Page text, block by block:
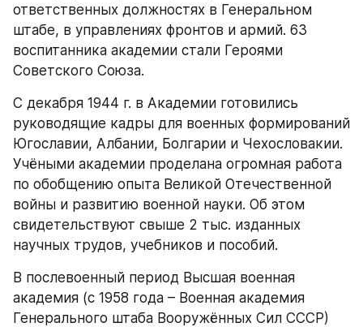
ответственных должностях в Генеральном
штабе, в управлениях фронтов и армий. 63
воспитанника академии стали Героями
Советского Союза.
С декабря 1944 г. в Академии готовились
руководящие кадры для военных формирований
Югославии, Албании, Болгарии и Чехословакии.
Учёными академии проделана огромная работа
по обобщению опыта Великой Отечественной
войны и развитию военной науки. Об этом
свидетельствуют свыше 2 тыс. изданных
научных трудов, учебников и пособий.
В послевоенный период Высшая военная
академия (с 1958 года – Военная академия
Генерального штаба Вооружённых Сил СССР)